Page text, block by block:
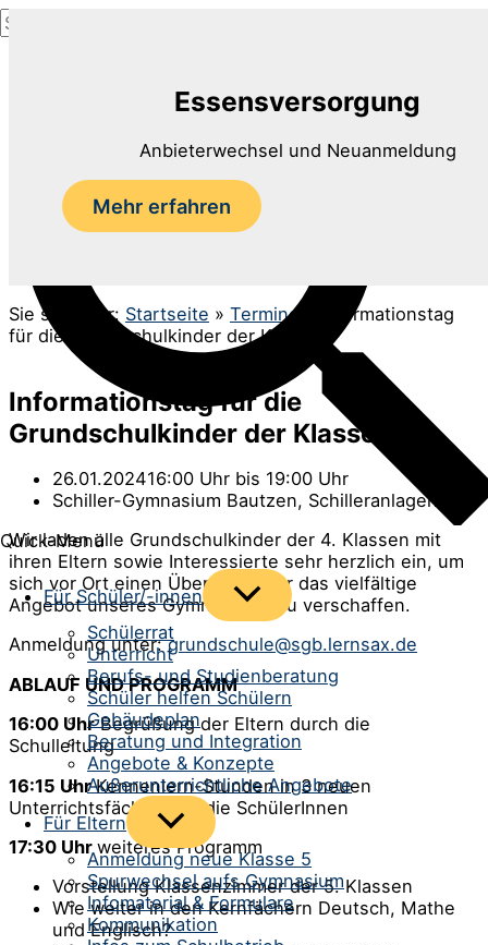
Zum
Inhalt
Suchen
nach:
Quick-Menü
Für Schüler/-innen
Menü
umschalten
Schülerrat
Unterricht
Berufs- und Studienberatung
Schüler helfen Schülern
Gebäudeplan
Beratung und Integration
Angebote & Konzepte
Außerunterrichtliche Angebote
Für Eltern
Menü
umschalten
Anmeldung neue Klasse 5
Spurwechsel aufs Gymnasium
Infomaterial & Formulare
Kommunikation
Essensversorgung
Anbieterwechsel und Neuanmeldung
Mehr erfahren
Sie sind hier: Startseite » Termine
Informationstag
für die Grundschulkinder der Klasse 4
Informationstag für die
Grundschulkinder der Klasse 4
26.01.202416:00 Uhr bis 19:00 Uhr
Schiller-Gymnasium Bautzen, Schilleranlagen 2
Wir laden alle Grundschulkinder der 4. Klassen mit
ihren Eltern sowie Interessierte sehr herzlich ein, um
sich vor Ort einen Überblick über das vielfältige
Angebot unseres Gymnasiums zu verschaffen.
Anmeldung unter:grundschule@sgb.lernsax.de
ABLAUF UND PROGRAMM
16:00 UhrBegrüßung der Eltern durch die
Schulleitung
16:15 UhrKennenlern-Stunden in 3 neuen
Unterrichtsfächern für die SchülerInnen
17:30 Uhrweiteres Programm
Vorstellung Klassenzimmer der 5. Klassen
Wie weiter in den Kernfächern Deutsch, Mathe
und Englisch?